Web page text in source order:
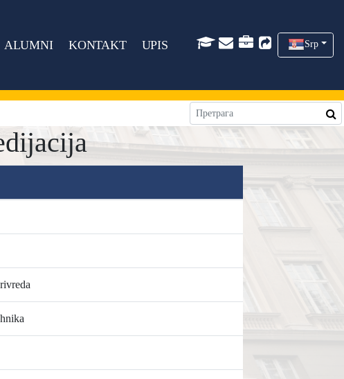
ALUMNI KONTAKT UPIS Srp